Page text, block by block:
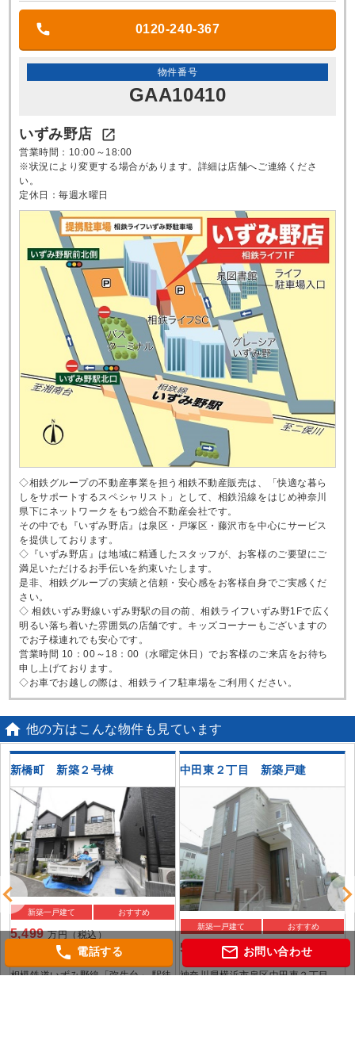
0120-240-367
物件番号
GAA10410
いずみ野店 
営業時間：10:00～18:00
※状況により変更する場合があります。詳細は店舗へご連絡くださ
い。
定休日：毎週水曜日
◇相鉄グループの不動産事業を担う相鉄不動産販売は、「快適な暮ら
しをサポートするスペシャリスト」として、相鉄沿線をはじめ神奈川
県下にネットワークをもつ総合不動産会社です。
その中でも『いずみ野店』は泉区・戸塚区・藤沢市を中心にサービス
を提供しております。
◇『いずみ野店』は地域に精通したスタッフが、お客様のご要望にご
満足いただけるお手伝いを約束いたします。
是非、相鉄グループの実績と信頼・安心感をお客様自身でご実感くだ
さい。
◇ 相鉄いずみ野線いずみ野駅の目の前、相鉄ライフいずみ野1Fで広く
明るい落ち着いた雰囲気の店舗です。キッズコーナーもございますの
でお子様連れでも安心です。
営業時間 10：00～18：00（水曜定休日）でお客様のご来店をお待ち
申し上げております。
◇お車でお越しの際は、相鉄ライフ駐車場をご利用ください。
 他の方はこんな物件も見ています
新橋町 新築２号棟
新築一戸建て おすすめ
5,499万円（税込）
神奈川県横浜市泉区新橋町
相模鉄道いずみ野線「弥生台」 駅徒
中田東２丁目 新築戸建
新築一戸建て おすすめ
5,698 万円
神奈川県横浜市泉区中田東２丁目
phone 電話する mail_outline お問い合わせ